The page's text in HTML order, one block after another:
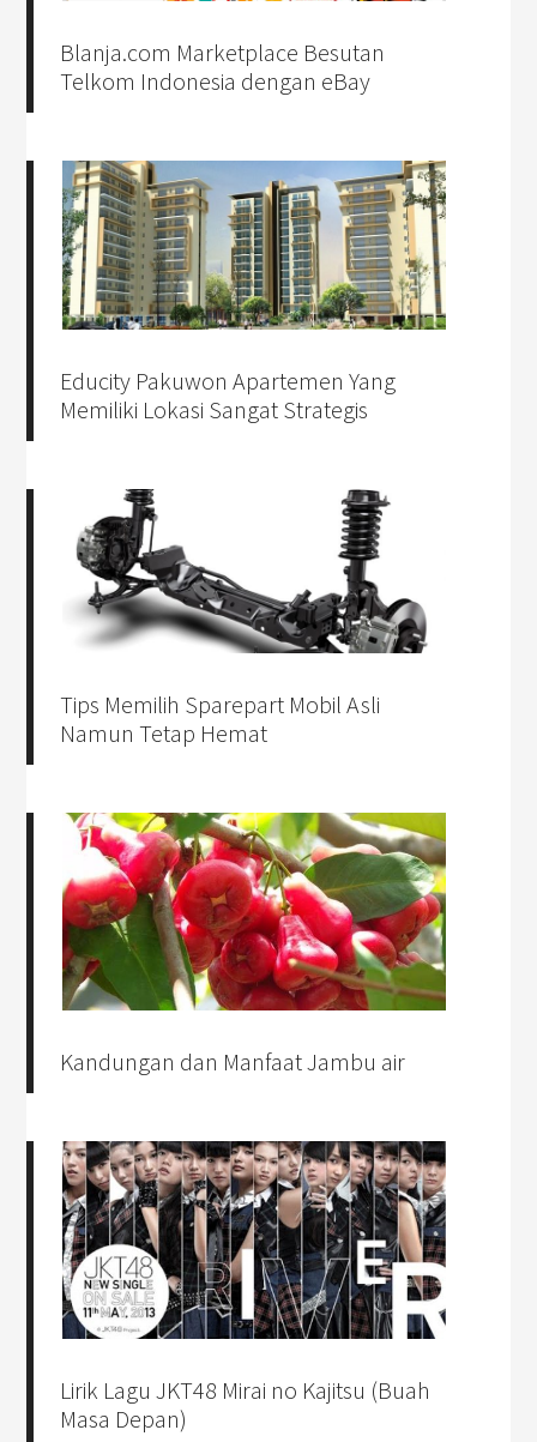
Blanja.com Marketplace Besutan
Telkom Indonesia dengan eBay
Educity Pakuwon Apartemen Yang
Memiliki Lokasi Sangat Strategis
Tips Memilih Sparepart Mobil Asli
Namun Tetap Hemat
Kandungan dan Manfaat Jambu air
Lirik Lagu JKT48 Mirai no Kajitsu (Buah
Masa Depan)